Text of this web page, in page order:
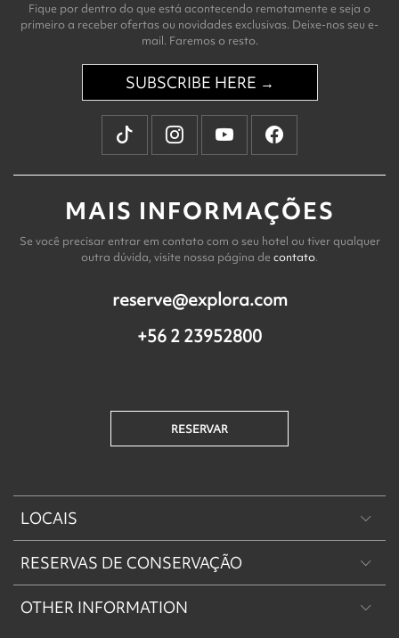
Fique por dentro do que está acontecendo remotamente e seja o
primeiro a receber ofertas ou novidades exclusivas. Deixe-nos seu e-
mail. Faremos o resto.
SUBSCRIBE HERE →
MAIS INFORMAÇÕES
Se você precisar entrar em contato com o seu hotel ou tiver qualquer
outra dúvida, visite nossa página de contato.
reserve@explora.com
+56 2 23952800
RESERVAR
LOCAIS
Patagônia
Machu Picchu & Vale Sagrado
RESERVAS DE CONSERVAÇÃO
Reserva de Conservação Explora Torres del Paine
OTHER INFORMATION